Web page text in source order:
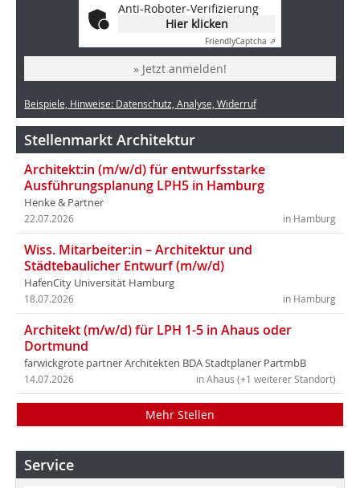
Anti-Roboter-Verifizierung
Hier klicken
FriendlyCaptcha ⇗
» Jetzt anmelden!
Beispiele, Hinweise: Datenschutz, Analyse, Widerruf
Stellenmarkt Architektur
Architekt:in (m/w/d) für entwurfsstarke
Ausführungsplanung LPH5 in Hamburg
Henke & Partner
in Hamburg
22.07.2026
Wiss. Mitarbeiter:in – Architektur und
Städtebaulicher Entwurf (m/w/d)
HafenCity Universität Hamburg
in Hamburg
18.07.2026
Architekt (m/w/d) für LPH 1-5 in Ahaus oder
Dortmund
farwickgrote partner Architekten BDA Stadtplaner PartmbB
in Ahaus (+1 weiterer Standort)
14.07.2026
Mehr Stellen
Service